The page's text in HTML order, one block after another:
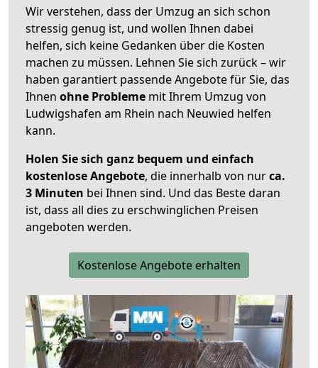
Wir verstehen, dass der Umzug an sich schon
stressig genug ist, und wollen Ihnen dabei
helfen, sich keine Gedanken über die Kosten
machen zu müssen. Lehnen Sie sich zurück – wir
haben garantiert passende Angebote für Sie, das
Ihnen ohne Probleme mit Ihrem Umzug von
Ludwigshafen am Rhein nach Neuwied helfen
kann.
Holen Sie sich ganz bequem und einfach
kostenlose Angebote, die innerhalb von nurca.
3 Minuten bei Ihnen sind. Und das Beste daran
ist, dass all dies zu erschwinglichen Preisen
angeboten werden.
Kostenlose Angebote erhalten